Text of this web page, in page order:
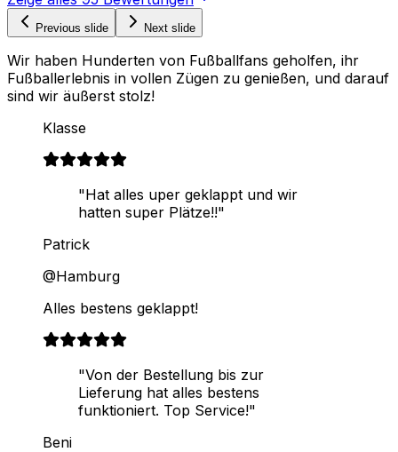
Previous slide Next slide
Wir haben Hunderten von Fußballfans geholfen, ihr
Fußballerlebnis in vollen Zügen zu genießen, und darauf
sind wir äußerst stolz!
Klasse
"Hat alles uper geklappt und wir
hatten super Plätze!!"
Patrick
@Hamburg
Alles bestens geklappt!
"Von der Bestellung bis zur
Lieferung hat alles bestens
funktioniert. Top Service!"
Beni